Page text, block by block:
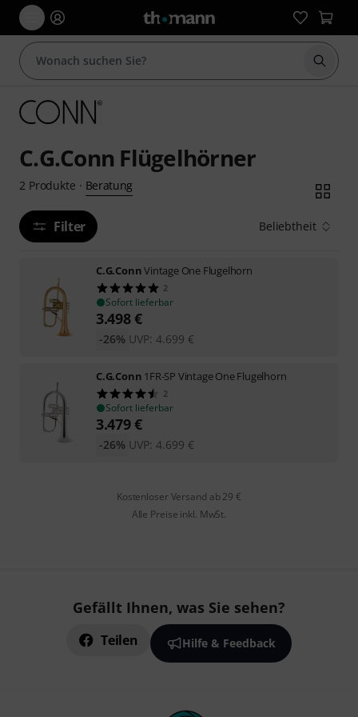
Suche
C.G.Conn Flügelhörner
2 Produkte · Beratung
Filter Beliebtheit
C.G.ConnVintage One Flugelhorn
2
Sofort lieferbar
3.498€
UVP: 4.699 €
-26%
C.G.Conn 1FR-SP Vintage One Flugelhorn
2
Sofort lieferbar
3.479€
UVP: 4.699 €
-26%
Kostenloser Versand ab 29 €
Alle Preise inkl. MwSt.
Gefällt Ihnen, was Sie sehen?
Teilen Hilfe & Feedback